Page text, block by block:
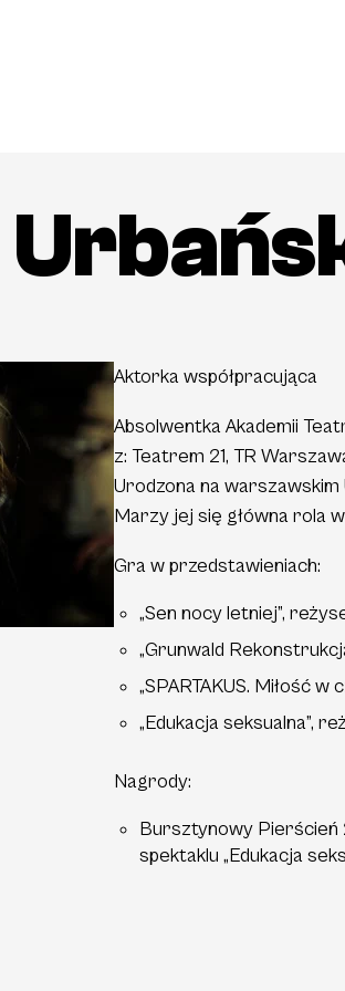
Aktorka współpracująca
Absolwentka Akademii
z: Teatrem 21, TR
Urodzona na
Marzy jej się główna rola
Gra w przedstawieniach:
„Sen nocy letniej”,
„Grunwald
„SPARTAKUS. Miłość
„Edukacja seksualna”,
Nagrody:
Bursztynowy Pierścień
spektaklu „Edukacja